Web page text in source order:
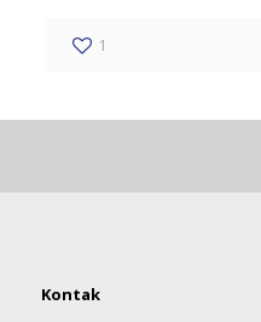
1
Kontak